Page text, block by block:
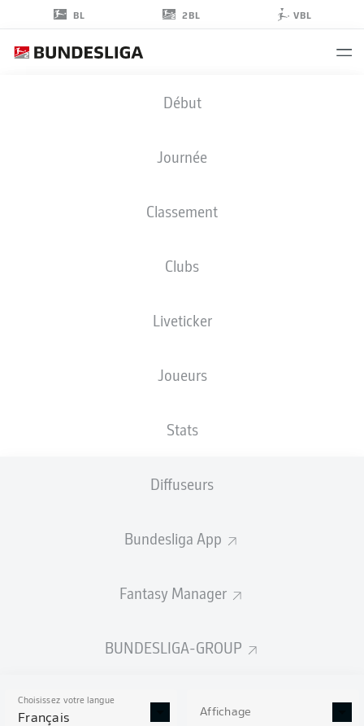
BL 2BL VBL
Début
Journée
Classement
Clubs
Liveticker
Joueurs
Stats
Diffuseurs
Bundesliga App
Fantasy Manager
BUNDESLIGA-GROUP
Choisissez votre langue
Français Affichage
STATS DE LA SAISON
2022/2023